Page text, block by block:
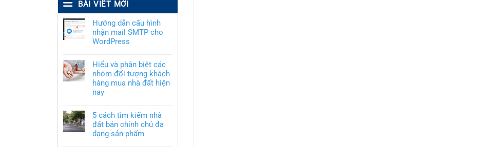
BÀI VIẾT MỚI
Hướng dẫn cấu hình
nhận mail SMTP cho
WordPress
Hiểu và phân biệt các
nhóm đối tượng khách
hàng mua nhà đất hiện
nay
5 cách tìm kiếm nhà
đất bán chính chủ đa
dạng sản phẩm